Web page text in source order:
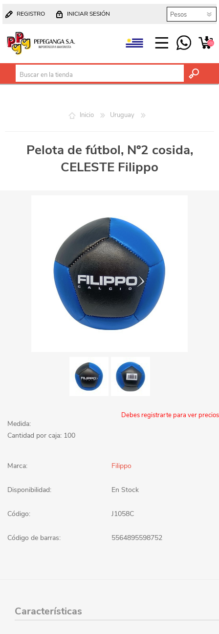
REGISTRO INICIAR SESIÓN
(0)
Inicio Uruguay
Pelota de fútbol, Nº2 cosida,
CELESTE Filippo
Debes registrarte para ver precios
Medida:
Cantidad por caja: 100
Marca: Filippo
Disponibilidad: En Stock
Código: J1058C
Código de barras: 5564895598752
Características